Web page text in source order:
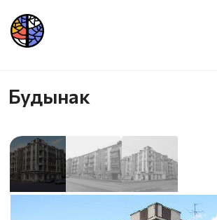
Будынак